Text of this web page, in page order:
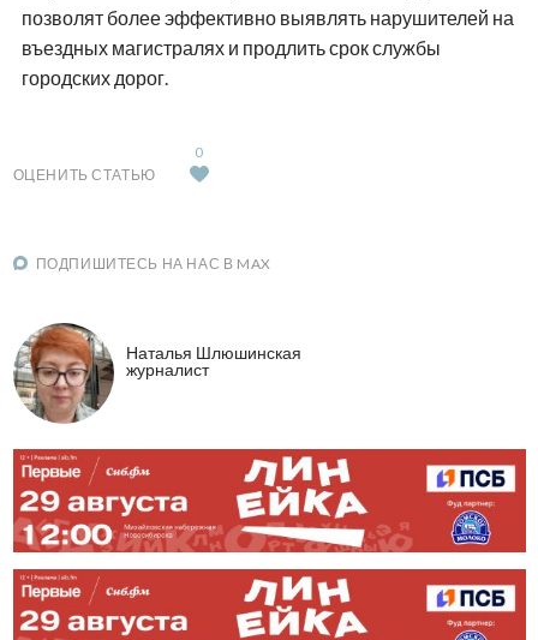
позволят более эффективно выявлять нарушителей на
въездных магистралях и продлить срок службы
городских дорог.
ОЦЕНИТЬ СТАТЬЮ
0
ПОДПИШИТЕСЬ НА НАС В MAX
Наталья Шлюшинская
журналист